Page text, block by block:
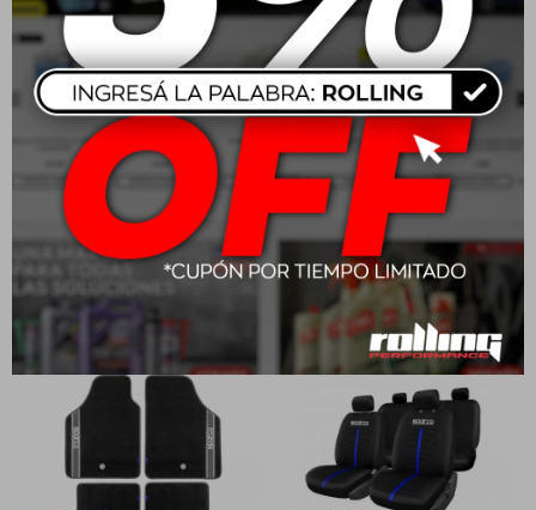
Sparco Cubre Volante
Negro
29,00
Sparco Cubre Volante
USD24,00